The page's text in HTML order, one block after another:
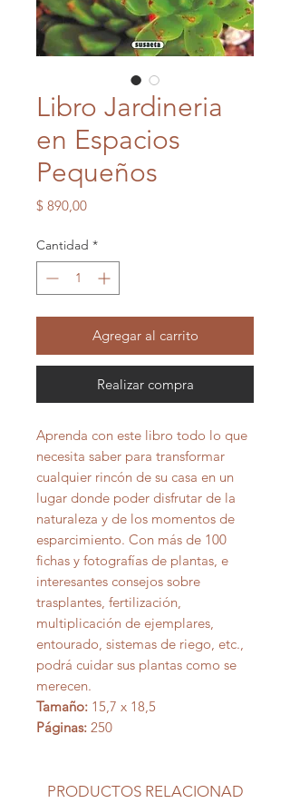
Libro Jardineria
en Espacios
Pequeños
$ 890,00Precio
Cantidad *
Agregar al carrito
Realizar compra
Aprenda con este libro todo lo que
necesita saber para transformar
cualquier rincón de su casa en un
lugar donde poder disfrutar de la
naturaleza y de los momentos de
esparcimiento. Con más de 100
fichas y fotografías de plantas, e
interesantes consejos sobre
trasplantes, fertilización,
multiplicación de ejemplares,
entourado, sistemas de riego, etc.,
podrá cuidar sus plantas como se
merecen.
Tamaño: 15,7 x 18,5
Páginas: 250
PRODUCTOS RELACIONAD